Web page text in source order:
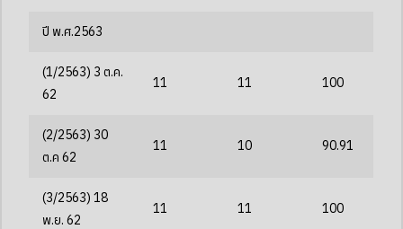
ปี พ.ศ.2563
(1/2563) 3 ต.ค.
62
11 11 100
(2/2563) 30
ต.ค 62
11 10 90.91
(3/2563) 18
พ.ย. 62
11 11 100